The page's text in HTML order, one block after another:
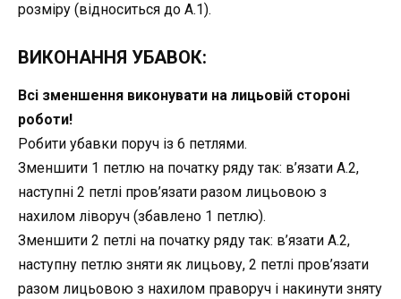
розміру (відноситься до А.1).
ВИКОНАННЯ УБАВОК:
Всі зменшення виконувати на лицьовій стороні
роботи!
Робити убавки поруч із 6 петлями.
Зменшити 1 петлю на початку ряду так: в’язати А.2,
наступні 2 петлі пров’язати разом лицьовою з
нахилом ліворуч (збавлено 1 петлю).
Зменшити 2 петлі на початку ряду так: в’язати А.2,
наступну петлю зняти як лицьову, 2 петлі пров’язати
разом лицьовою з нахилом праворуч і накинути зняту